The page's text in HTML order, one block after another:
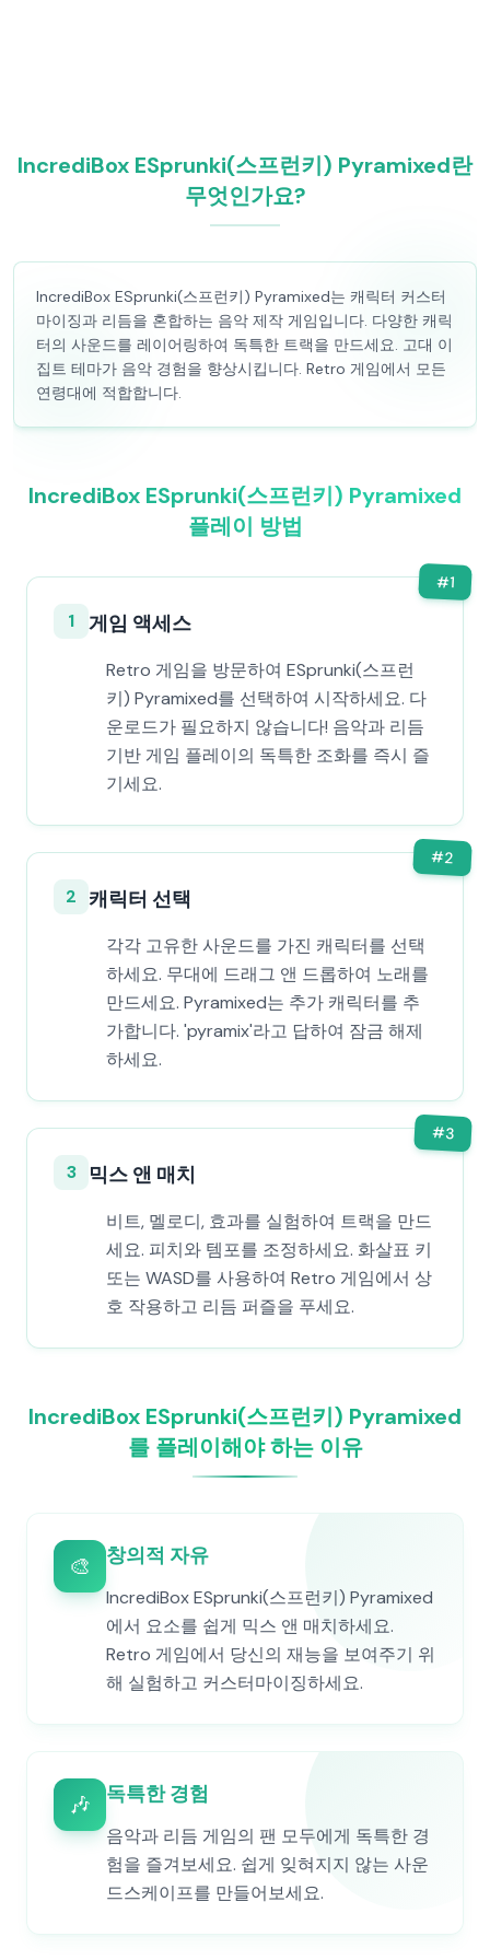
IncrediBox ESprunki(스프런키) Pyramixed란
무엇인가요?
IncrediBox ESprunki(스프런키) Pyramixed는 캐릭터 커스터
마이징과 리듬을 혼합하는 음악 제작 게임입니다. 다양한 캐릭
터의 사운드를 레이어링하여 독특한 트랙을 만드세요. 고대 이
집트 테마가 음악 경험을 향상시킵니다. Retro 게임에서 모든
연령대에 적합합니다.
IncrediBox ESprunki(스프런키) Pyramixed
플레이 방법
#1
1 게임 액세스
Retro 게임을 방문하여 ESprunki(스프런
키) Pyramixed를 선택하여 시작하세요. 다
운로드가 필요하지 않습니다! 음악과 리듬
기반 게임 플레이의 독특한 조화를 즉시 즐
기세요.
#2
2 캐릭터 선택
각각 고유한 사운드를 가진 캐릭터를 선택
하세요. 무대에 드래그 앤 드롭하여 노래를
만드세요. Pyramixed는 추가 캐릭터를 추
가합니다. 'pyramix'라고 답하여 잠금 해제
하세요.
#3
3 믹스 앤 매치
비트, 멜로디, 효과를 실험하여 트랙을 만드
세요. 피치와 템포를 조정하세요. 화살표 키
또는 WASD를 사용하여 Retro 게임에서 상
호 작용하고 리듬 퍼즐을 푸세요.
IncrediBox ESprunki(스프런키) Pyramixed
를 플레이해야 하는 이유
🎨 창의적 자유
IncrediBox ESprunki(스프런키) Pyramixed
에서 요소를 쉽게 믹스 앤 매치하세요.
Retro 게임에서 당신의 재능을 보여주기 위
해 실험하고 커스터마이징하세요.
🎶 독특한 경험
음악과 리듬 게임의 팬 모두에게 독특한 경
험을 즐겨보세요. 쉽게 잊혀지지 않는 사운
드스케이프를 만들어보세요.